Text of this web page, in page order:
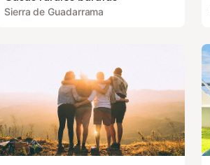
Sierra de Guadarrama